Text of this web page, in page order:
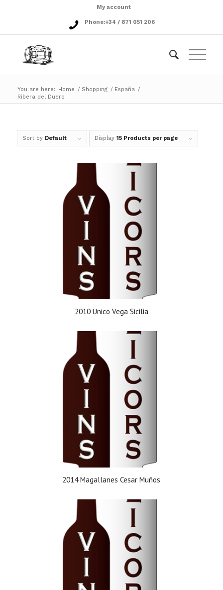
My account
Phone:+34 / 871 051 206
You are here: Home / Shopping / España /
Ribera del Duero
Sort by Default Display 15 Products per page
2010 Unico Vega Sicilia
2014 Magallanes Cesar Muños